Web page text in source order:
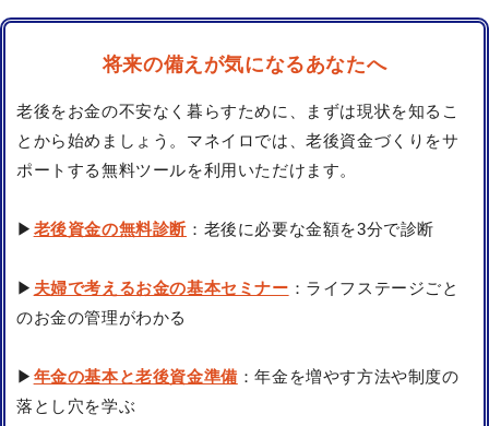
将来の備えが気になるあなたへ
老後をお金の不安なく暮らすために、まずは現状を知るこ
とから始めましょう。マネイロでは、老後資金づくりをサ
ポートする無料ツールを利用いただけます。
▶ 老後資金の無料診断 ：老後に必要な金額を3分で診断
▶ 夫婦で考えるお金の基本セミナー ：ライフステージごと
のお金の管理がわかる
▶ 年金の基本と老後資金準備 ：年金を増やす方法や制度の
落とし穴を学ぶ